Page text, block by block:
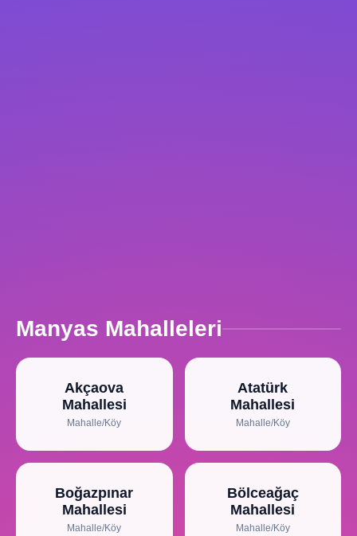
Manyas Mahalleleri
Akçaova
Mahallesi
Mahalle/Köy
Atatürk
Mahallesi
Mahalle/Köy
Boğazpınar
Mahallesi
Mahalle/Köy
Bölceağaç
Mahallesi
Mahalle/Köy